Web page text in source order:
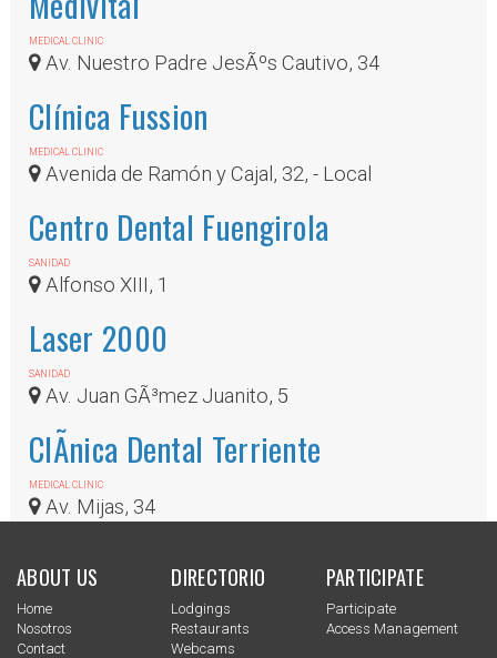
MEDICAL CLINIC
Av. Nuestro Padre JesÃºs Cautivo, 34
Clínica Fussion
MEDICAL CLINIC
Avenida de Ramón y Cajal, 32, - Local
Centro Dental Fuengirola
SANIDAD
Alfonso XIII, 1
Laser 2000
SANIDAD
Av. Juan GÃ³mez Juanito, 5
ClÃ­nica Dental Terriente
MEDICAL CLINIC
Av. Mijas, 34
ABOUT US
Home
Nosotros
Contact
DIRECTORIO
Lodgings
Restaurants
Webcams
PARTICIPATE
Participate
Access Management